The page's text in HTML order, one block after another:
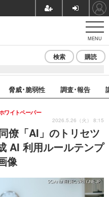
MENU
検索 購読
脅威･脆弱性 調査･報告
僚「AI」のトリセツ
AI 利用ルールテンプ
像
ワイトペーパー
2026.5.26（火） 8:15